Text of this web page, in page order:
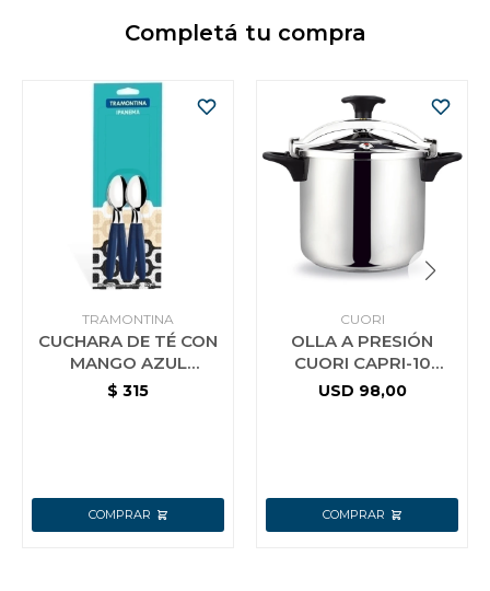
Completá tu compra
TRAMONTINA
CUCHARA DE TÉ CON
MANGO AZUL
TRAMONTINA
$ 315
CUORI
OLLA A PRESIÓN
CUORI CAPRI-10
ACERO INOX.
USD 98,00